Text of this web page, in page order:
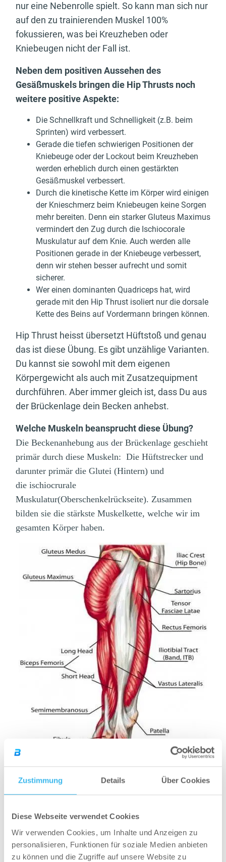
Zustimmung Details Über Cookies
Diese Webseite verwendet Cookies
Wir verwenden Cookies, um Inhalte und Anzeigen zu
personalisieren, Funktionen für soziale Medien anbieten
zu können und die Zugriffe auf unsere Website zu
nur eine Nebenrolle spielt. So kann man sich nur
auf den zu trainierenden Muskel 100%
fokussieren, was bei Kreuzheben oder
Kniebeugen nicht der Fall ist.
Neben dem positiven Aussehen des
Gesäßmuskels bringen die Hip Thrusts noch
weitere positive Aspekte:
Die Schnellkraft und Schnelligkeit (z.B. beim
Sprinten) wird verbessert.
Gerade die tiefen schwierigen Positionen der
Kniebeuge oder der Lockout beim Kreuzheben
werden erheblich durch einen gestärkten
Gesäßmuskel verbessert.
Durch die kinetische Kette im Körper wird einigen
der Knieschmerz beim Kniebeugen keine Sorgen
mehr bereiten. Denn ein starker Gluteus Maximus
vermindert den Zug durch die Ischiocorale
Muskulatur auf dem Knie. Auch werden alle
Positionen gerade in der Kniebeuge verbessert,
denn wir stehen besser aufrecht und somit
sicherer.
Wer einen dominanten Quadriceps hat, wird
gerade mit den Hip Thrust isoliert nur die dorsale
Kette des Beins auf Vordermann bringen können.
Hip Thrust heisst übersetzt Hüftstoß und genau
das ist diese Übung. Es gibt unzählige Varianten.
Du kannst sie sowohl mit dem eigenen
Körpergewicht als auch mit Zusatzequipment
durchführen. Aber immer gleich ist, dass Du aus
der Brückenlage dein Becken anhebst.
Welche Muskeln beansprucht diese Übung?
Die Beckenanhebung aus der Brückenlage geschieht
primär durch diese Muskeln: Die Hüftstrecker und
darunter primär die Glutei (Hintern) und
die ischiocrurale
Muskulatur(Oberschenkelrückseite). Zusammen
bilden sie die stärkste Muskelkette, welche wir im
gesamten Körper haben.
Aber auch werden der Quadriceps und die
Adduktoren so wie Abduktoren mitbelastet. Der
wesentlich weniger als zB. in der Kniebeuge. Die
Ab/Adduktoren halten die Balance der
Beinachse.